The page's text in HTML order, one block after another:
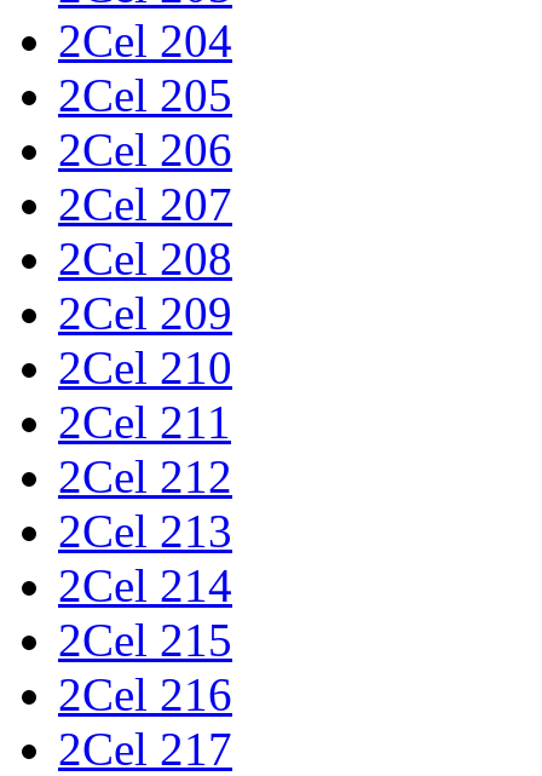
2Cel 204
2Cel 205
2Cel 206
2Cel 207
2Cel 208
2Cel 209
2Cel 210
2Cel 211
2Cel 212
2Cel 213
2Cel 214
2Cel 215
2Cel 216
2Cel 217